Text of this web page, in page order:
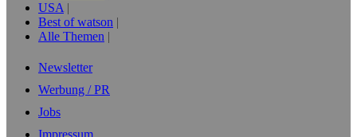
USA
Best of watson
Alle Themen
Newsletter
Werbung / PR
Jobs
Impressum